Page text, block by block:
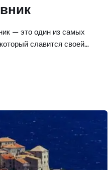
— это один из самых
славится своей…